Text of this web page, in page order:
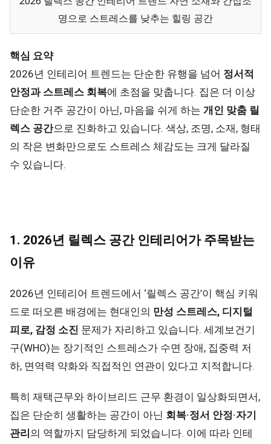
명으로 스트레스를 낮추는 힐링 공간
핵심 요약
2026년 인테리어 트렌드는 단순한 유행을 넘어 정서적
안정과 스트레스 회복에 초점을 맞춥니다. 집은 더 이상
단순한 거주 공간이 아닌, 마음을 쉬게 하는 개인 맞춤 릴
렉스 공간으로 진화하고 있습니다. 색상, 조명, 소재, 형태
의 작은 변화만으로도 스트레스 체감도는 크게 달라질
수 있습니다.
1. 2026년 릴렉스 공간 인테리어가 주목받는
이유
2026년 인테리어 트렌드에서 ‘릴렉스 공간’이 핵심 키워
드로 떠오른 배경에는 현대인의 만성 스트레스, 디지털
피로, 감정 소진 문제가 자리하고 있습니다. 세계보건기
구(WHO)는 장기적인 스트레스가 수면 장애, 집중력 저
하, 면역력 약화와 직접적인 연관이 있다고 지적합니다.
특히 재택근무와 하이브리드 근무 환경이 일상화되면서,
집은 단순히 생활하는 공간이 아닌 회복·정서 안정·자기
관리의 역할까지 담당하게 되었습니다. 이에 따라 인테